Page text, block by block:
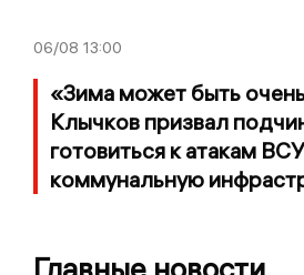
06/08 13:00
«Зима может быть
Клычков призвал
готовиться к атакам
коммунальную